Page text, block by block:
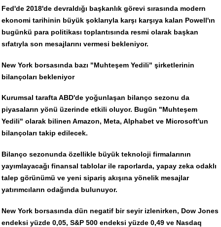
Fed'de 2018'de devraldığı başkanlık görevi sırasında modern
ekonomi tarihinin büyük şoklarıyla karşı karşıya kalan Powell'ın
bugünkü para politikası toplantısında resmi olarak başkan
sıfatıyla son mesajlarını vermesi bekleniyor.
New York borsasında bazı "Muhteşem Yedili" şirketlerinin
bilançoları bekleniyor
Kurumsal tarafta ABD'de yoğunlaşan bilanço sezonu da
piyasaların yönü üzerinde etkili oluyor. Bugün "Muhteşem
Yedili" olarak bilinen Amazon, Meta, Alphabet ve Microsoft'un
bilançoları takip edilecek.
Bilanço sezonunda özellikle büyük teknoloji firmalarının
yayımlayacağı finansal tablolar ile raporlarda, yapay zeka odaklı
talep görünümü ve yeni sipariş akışına yönelik mesajlar
yatırımcıların odağında bulunuyor.
New York borsasında dün negatif bir seyir izlenirken, Dow Jones
endeksi yüzde 0,05, S&P 500 endeksi yüzde 0,49 ve Nasdaq